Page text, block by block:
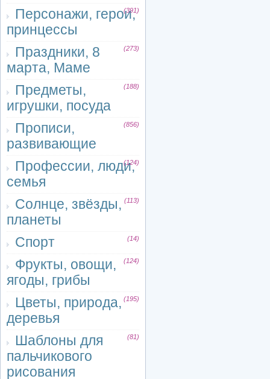
Персонажи, герои,
принцессы
(391)
Праздники, 8
марта, Маме
(273)
Предметы,
игрушки, посуда
(188)
Прописи,
развивающие
(856)
Профессии, люди,
семья
(124)
Солнце, звёзды,
планеты
(113)
Спорт (14)
Фрукты, овощи,
ягоды, грибы
(124)
Цветы, природа,
деревья
(195)
Шаблоны для
пальчикового
рисования
(81)